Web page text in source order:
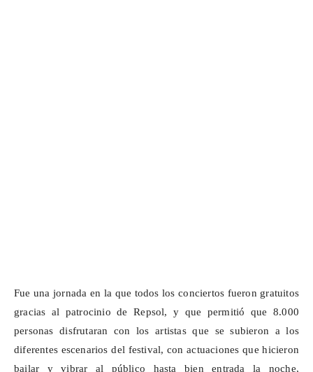
Fue una jornada en la que todos los conciertos fueron gratuitos
gracias al patrocinio de Repsol, y que permitió que 8.000
personas disfrutaran con los artistas que se subieron a los
diferentes escenarios del festival, con actuaciones que hicieron
bailar y vibrar al público hasta bien entrada la noche,